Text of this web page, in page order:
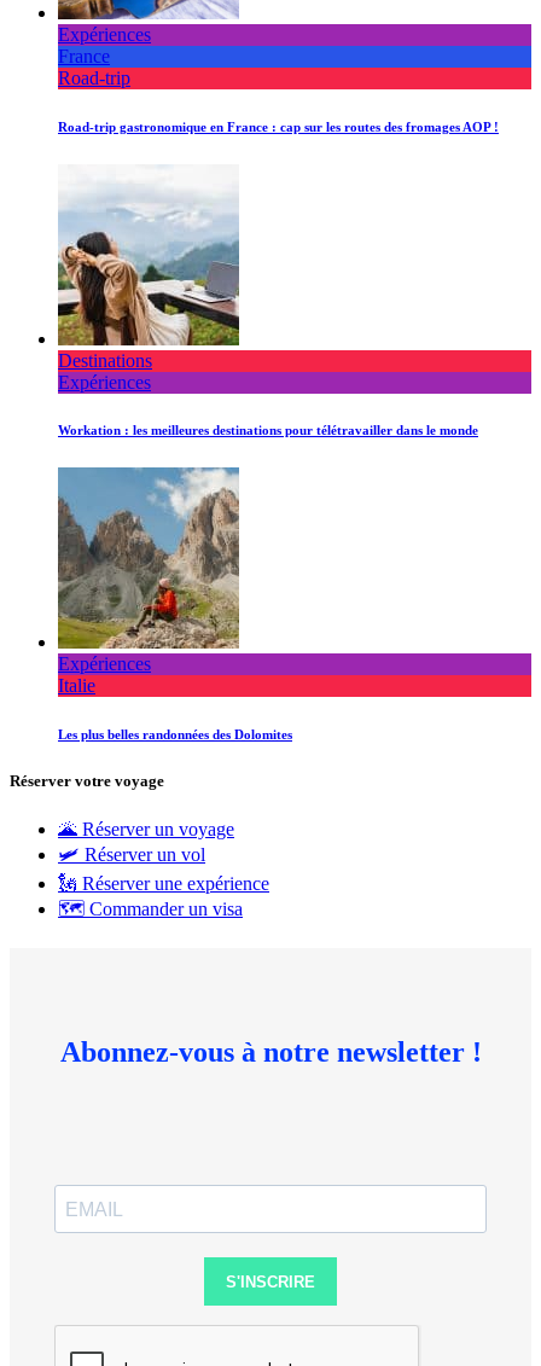
Expériences
France
Road-trip
Road-trip gastronomique en France : cap sur les routes des fromages AOP !
Destinations
Expériences
Workation : les meilleures destinations pour télétravailler dans le monde
Expériences
Italie
Les plus belles randonnées des Dolomites
Réserver votre voyage
🌋 Réserver un voyage
🛩 Réserver un vol
🗽 Réserver une expérience
🗺 Commander un visa
Abonnez-vous à notre newsletter !
S'INSCRIRE